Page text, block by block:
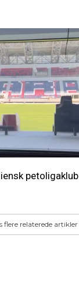
petoligaklub
flere relaterede artikler